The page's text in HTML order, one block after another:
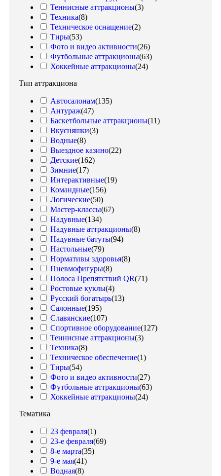
Теннисные аттракционы(3)
Техника(8)
Техническое оснащение(2)
Тиры(53)
Фото и видео активности(26)
Футбольные аттракционы(63)
Хоккейные аттракционы(24)
Тип аттракциона
Автосалонам(135)
Антураж(47)
Баскетбольные аттракционы(11)
Вкусняшки(3)
Водные(8)
Выездное казино(22)
Детские(162)
Зимние(17)
Интерактивные(19)
Командные(156)
Логические(50)
Мастер-классы(67)
Надувные(134)
Надувные аттракционы(8)
Надувные батуты(94)
Настольные(79)
Нормативы здоровья(8)
Пневмофигуры(8)
Полоса Препятствий QR(71)
Ростовые куклы(4)
Русский богатырь(13)
Салонные(195)
Славянские(107)
Спортивное оборудование(127)
Теннисные аттракционы(3)
Техника(8)
Техническое обеспечение(1)
Тиры(54)
Фото и видео активности(27)
Футбольные аттракционы(63)
Хоккейные аттракционы(24)
Тематика
23 февраля(1)
23-е февраля(69)
8-е марта(35)
9-е мая(41)
Водная(8)